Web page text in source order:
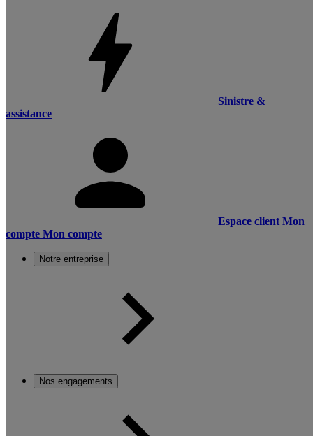
Sinistre &
assistance
Espace client Mon
compte Mon compte
Notre entreprise
Nos engagements